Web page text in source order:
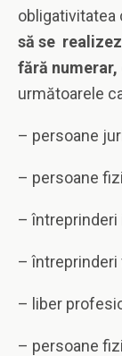
obligativitatea
să se
fără numerar,
următoarele
– persoane
– persoane
– întreprinderi
– întreprinderi
– liber
– persoane